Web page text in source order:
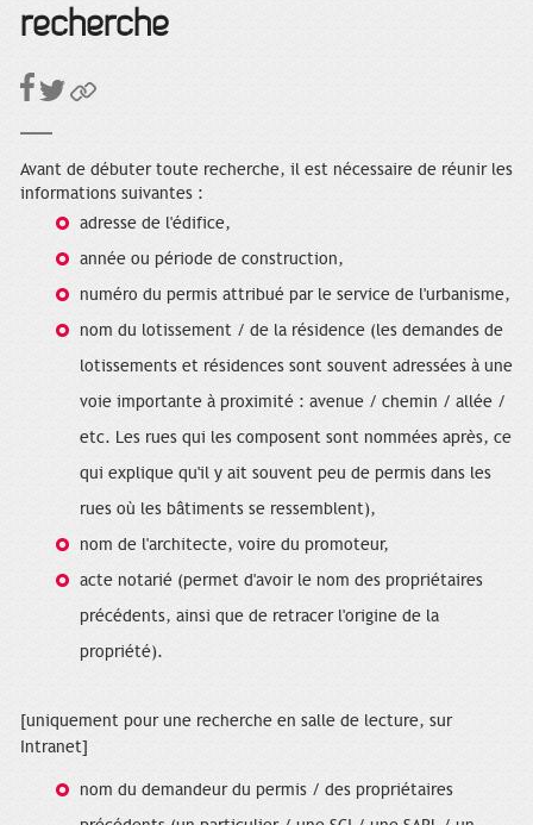
recherche
Avant de débuter toute recherche, il est nécessaire de réunir les
informations suivantes :
adresse de l'édifice,
année ou période de construction,
numéro du permis attribué par le service de l'urbanisme,
nom du lotissement / de la résidence (les demandes de
lotissements et résidences sont souvent adressées à une
voie importante à proximité : avenue / chemin / allée /
etc. Les rues qui les composent sont nommées après, ce
qui explique qu'il y ait souvent peu de permis dans les
rues où les bâtiments se ressemblent),
nom de l'architecte, voire du promoteur,
acte notarié (permet d'avoir le nom des propriétaires
précédents, ainsi que de retracer l'origine de la
propriété).
[uniquement pour une recherche en salle de lecture, sur
Intranet]
nom du demandeur du permis / des propriétaires